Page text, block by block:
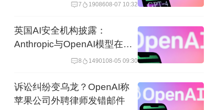
7 1908608-07 10:32
英国AI安全机构披露：
Anthropic与OpenAI模型在安
8 1490108-05 09:30
诉讼纠纷变乌龙？OpenAI称
苹果公司外聘律师发错邮件